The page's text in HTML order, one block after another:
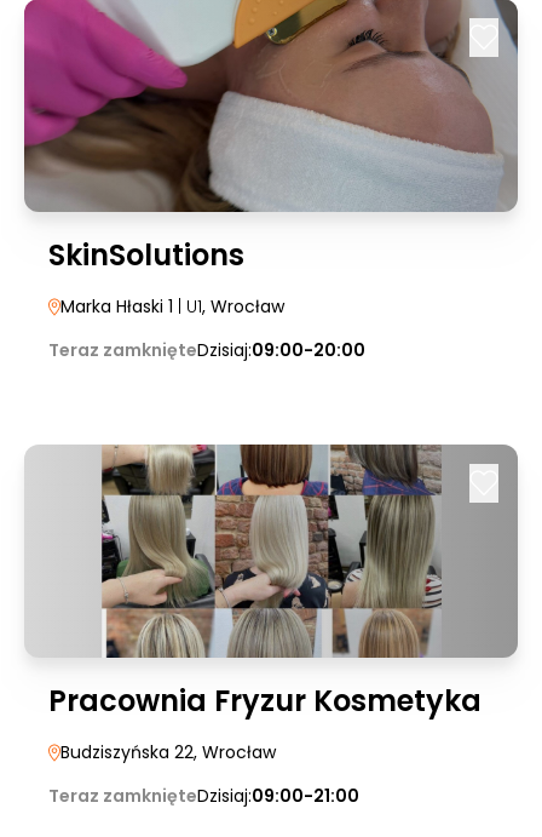
SkinSolutions
Marka Hłaski 1 | U1, Wrocław
Teraz zamknięteDzisiaj:09:00-20:00
Pracownia Fryzur Kosmetyka
Budziszyńska 22, Wrocław
Teraz zamknięteDzisiaj:09:00-21:00